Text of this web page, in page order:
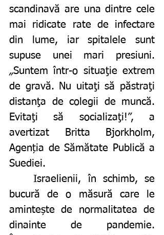
scandinavă are una dintre cele
mai ridicate rate de infectare
din lume, iar spitalele sunt
„Suntem într-o situaţie extrem
de gravă. Nu uitaţi să păstraţi
distanţa de colegii de muncă.
Evitaţi să socializaţi!”, a
avertizat Britta Bjorkholm,
Agenția de Sămătate Publică a
Suediei.
	Israelienii, în schimb, se
bucură de o măsură care le
amintește de normalitatea de
dinainte de pandemie.